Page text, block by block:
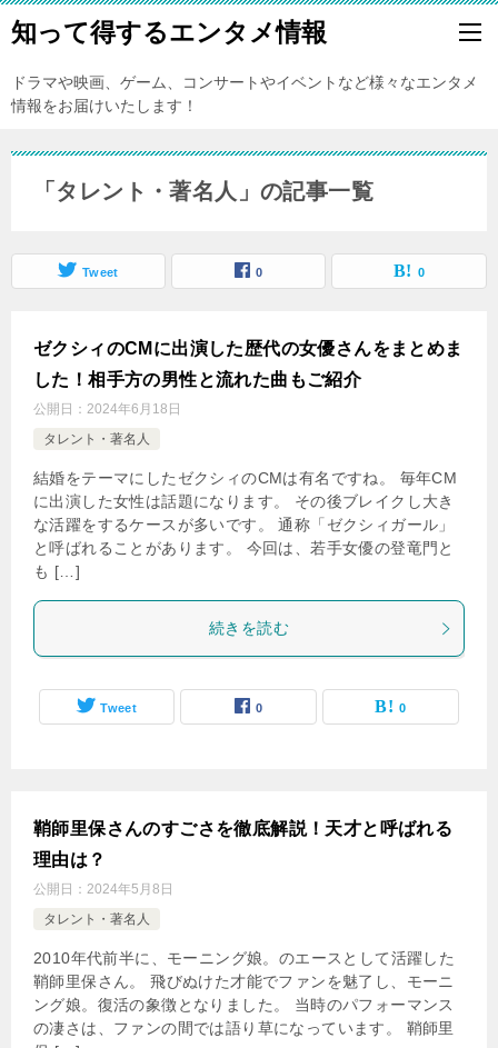
知って得するエンタメ情報
ドラマや映画、ゲーム、コンサートやイベントなど様々なエンタメ
情報をお届けいたします！
「タレント・著名人」の記事一覧
Tweet 0 0
ゼクシィのCMに出演した歴代の女優さんをまとめま
した！相手方の男性と流れた曲もご紹介
公開日： 2024年6月18日
タレント・著名人
結婚をテーマにしたゼクシィのCMは有名ですね。 毎年CM
に出演した女性は話題になります。 その後ブレイクし大き
な活躍をするケースが多いです。 通称「ゼクシィガール」
と呼ばれることがあります。 今回は、若手女優の登竜門と
も […]
続きを読む
Tweet 0 0
鞘師里保さんのすごさを徹底解説！天才と呼ばれる
理由は？
公開日： 2024年5月8日
タレント・著名人
2010年代前半に、モーニング娘。のエースとして活躍した
鞘師里保さん。 飛びぬけた才能でファンを魅了し、モーニ
ング娘。復活の象徴となりました。 当時のパフォーマンス
の凄さは、ファンの間では語り草になっています。 鞘師里